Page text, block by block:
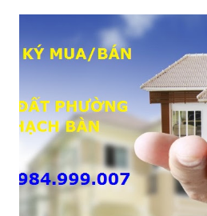
bán: 17,5 tỷ, có thương lượng với
THÔNG TIN TIỆN ÍCH XUNG
KHO XƯỞNG TẠI PHỐ TƯ ĐÌNH
mặt ngõ phố Tư Đình, ngõ trước
tô tránh nhau; • Cách mặt đường
Cách dự án Eco Smart City Cổ Linh
án khu biệt thự dự án Minh Tâm
Vĩnh Tuy và siêu thị Aeon Mall
Khu vực đông đúc dân cư, thuận